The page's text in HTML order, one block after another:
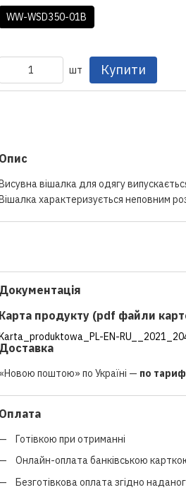
WW-WSD350-01B
шт Купити
Опис
вішалка для одягу
характеризується неповним
Документація
Карта продукту (pdf файли
EN-
Доставка
«Новою поштою» по Україні — по
Оплата
Готівкою при отриманні
Онлайн-оплата банківською
Безготівкова оплата згідно